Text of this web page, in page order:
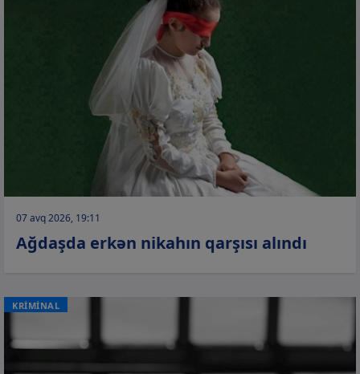
07 avq 2026, 19:11
Ağdaşda erkən nikahın qarşısı alındı
KRİMİNAL